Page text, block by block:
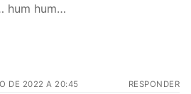
hum hum…
DE 2022 A 20:45 RESPONDER